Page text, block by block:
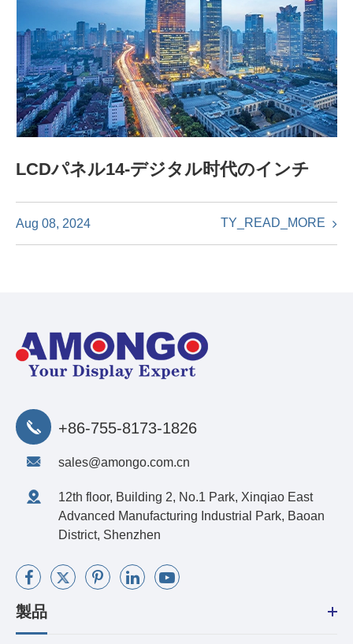
LCDパネル14-デジタル时代のインチ
Aug 08, 2024 TY_READ_MORE
+86-755-8173-1826
sales@amongo.com.cn
12th floor, Building 2, No.1 Park, Xinqiao East
Advanced Manufacturing Industrial Park, Baoan
District, Shenzhen
製品